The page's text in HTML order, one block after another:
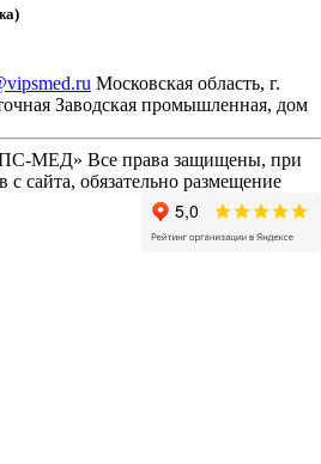
Московская область, г.
Заводская промышленная, дом
МЕД» Все права защищены, при
с сайта, обязательно размещение